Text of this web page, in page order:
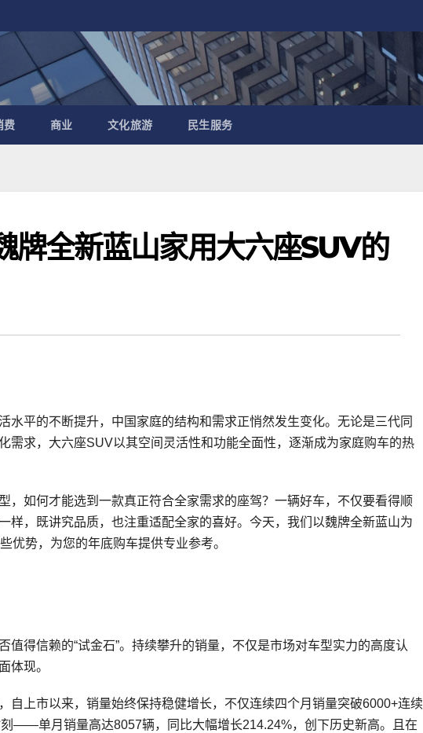
费 商业 文化旅游 民生服务
牌全新蓝山家用大六座SUV的
水平的不断提升，中国家庭的结构和需求正悄然发生变化。无论是三代同
需求，大六座SUV以其空间灵活性和功能全面性，逐渐成为家庭购车的热
，如何才能选到一款真正符合全家需求的座驾？一辆好车，不仅要看得顺
样，既讲究品质，也注重适配全家的喜好。今天，我们以魏牌全新蓝山为
优势，为您的年底购车提供专业参考。
值得信赖的“试金石”。持续攀升的销量，不仅是市场对车型实力的高度认
体现。
自上市以来，销量始终保持稳健增长，不仅连续四个月销量突破6000+连续
——单月销量高达8057辆，同比大幅增长214.24%，创下历史新高。且在